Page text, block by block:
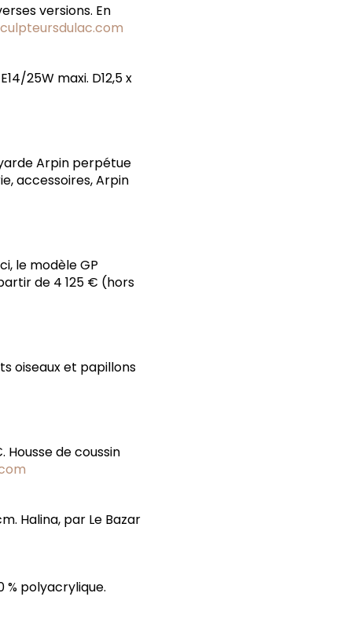
versions. En
25W maxi. D12,5 x
Arpin perpétue
accessoires, Arpin
le modèle GP
de 4 125 € (hors
oiseaux et papillons
Housse de coussin
Halina, par Le Bazar
% polyacrylique.